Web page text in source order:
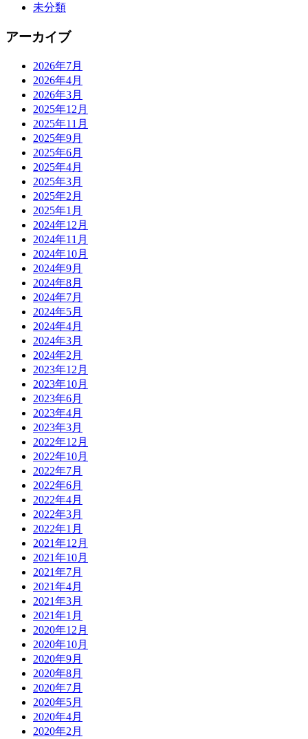
未分類
アーカイブ
2026年7月
2026年4月
2026年3月
2025年12月
2025年11月
2025年9月
2025年6月
2025年4月
2025年3月
2025年2月
2025年1月
2024年12月
2024年11月
2024年10月
2024年9月
2024年8月
2024年7月
2024年5月
2024年4月
2024年3月
2024年2月
2023年12月
2023年10月
2023年6月
2023年4月
2023年3月
2022年12月
2022年10月
2022年7月
2022年6月
2022年4月
2022年3月
2022年1月
2021年12月
2021年10月
2021年7月
2021年4月
2021年3月
2021年1月
2020年12月
2020年10月
2020年9月
2020年8月
2020年7月
2020年5月
2020年4月
2020年2月